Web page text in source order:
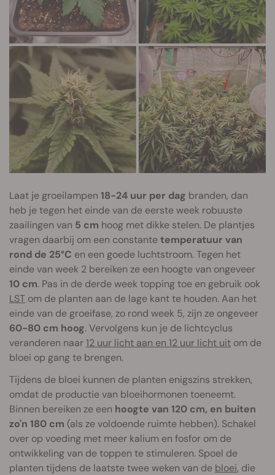
Laat je groeilampen 18-24 uur per dag branden, dan
heb je tegen het einde van de eerste week robuuste
zaailingen van 5 cm hoog met dikke stelen. De plantjes
vragen daarbij om een constantetemperatuur van
rond de 25°C en een goede luchtstroom. Tegen het
einde van week 2 bereiken ze een hoogte van ongeveer
10 cm. Pas in de derde week topping toe en gebruik ook
LST om de planten aan de lage kant te houden. Aan het
einde van de groeifase, zo rond week 5, zijn ze ongeveer
60-80 cm hoog. Vervolgens kun je de lichtcyclus
veranderen naar12 uur licht aan en 12 uur licht uit om de
bloei op gang te brengen.
Tijdens de bloei kunnen de planten enigszins strekken,
omdat de productie van bloeihormonen toeneemt.
Binnen bereiken ze een hoogte van 120 cm, en buiten
zo'n 180 cm (als ze voldoende ruimte hebben). Schakel
over op voeding met meer kalium en fosfor om de
ontwikkeling van de toppen te stimuleren. Spoel de
planten tijdens de laatste twee weken van de bloei, die